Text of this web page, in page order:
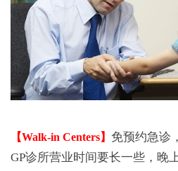
【Walk-in Centers】 免预约急诊
GP诊所营业时间要长一些，晚